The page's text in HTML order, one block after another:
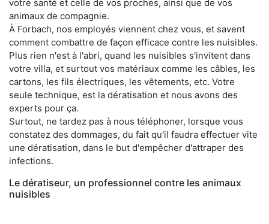
votre santé et celle de vos proches, ainsi que de vos
animaux de compagnie.
À Forbach, nos employés viennent chez vous, et savent
comment combattre de façon efficace contre les nuisibles.
Plus rien n'est à l'abri, quand les nuisibles s'invitent dans
votre villa, et surtout vos matériaux comme les câbles, les
cartons, les fils électriques, les vêtements, etc. Votre
seule technique, est la dératisation et nous avons des
experts pour ça.
Surtout, ne tardez pas à nous téléphoner, lorsque vous
constatez des dommages, du fait qu'il faudra effectuer vite
une dératisation, dans le but d'empêcher d'attraper des
infections.
Le dératiseur, un professionnel contre les animaux
nuisibles